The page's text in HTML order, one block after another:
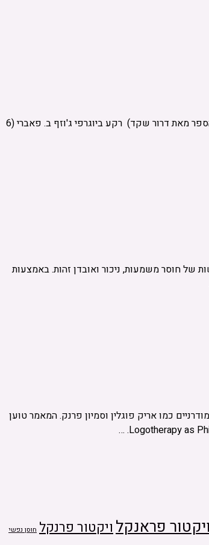
יש ספרים שמלווים אותי כמו שיחה ארוכה עם אדם חכם, כזו שממשיכה להדהד גם אחרי שנסתיימה. אחד הספרים הללו הוא "המשמעות של חייך" (סקירת הספר מאת דרור שקד) רקע ביוגרפי ג'וזף ב. פאברי (6
של חוסר משמעות, ניכור ואובדן זהות. באמצעות
כמו אריק פוגלין וסמיון פרנק. המאמר טוען
פראנקלויקטור פרנקל חוסן נפשי